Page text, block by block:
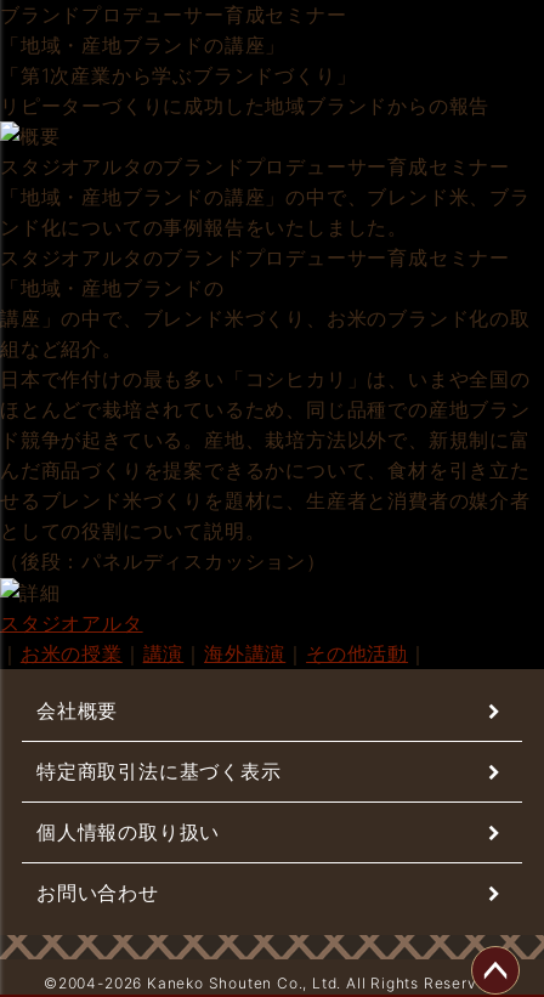
ブランドプロデューサー育成セミナー
「地域・産地ブランドの講座」
「第1次産業から学ぶブランドづくり」
リピーターづくりに成功した地域ブランドからの報告
スタジオアルタのブランドプロデューサー育成セミナー
「地域・産地ブランドの講座」の中で、ブレンド米、ブラ
ンド化についての事例報告をいたしました。
スタジオアルタのブランドプロデューサー育成セミナー
「地域・産地ブランドの
講座」の中で、ブレンド米づくり、お米のブランド化の取
組など紹介。
日本で作付けの最も多い「コシヒカリ」は、いまや全国の
ほとんどで栽培されているため、同じ品種での産地ブラン
ド競争が起きている。産地、栽培方法以外で、新規制に富
んだ商品づくりを提案できるかについて、食材を引き立た
せるブレンド米づくりを題材に、生産者と消費者の媒介者
としての役割について説明。
（後段：パネルディスカッション）
スタジオアルタ
｜ お米の授業 ｜ 講演 ｜海外講演 ｜ その他活動 ｜
会社概要
特定商取引法に基づく表示
個人情報の取り扱い
お問い合わせ
©2004-2026 Kaneko Shouten Co., Ltd. All Rights Reserved.